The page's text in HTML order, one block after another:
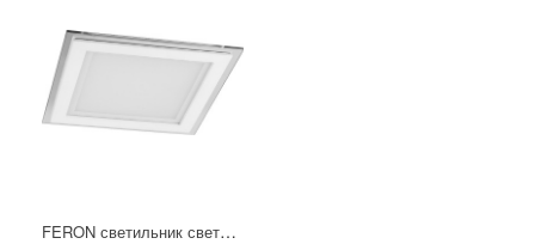
FERON светильник светодиодный встраиваемый AL2111 18W 4000K квадратный